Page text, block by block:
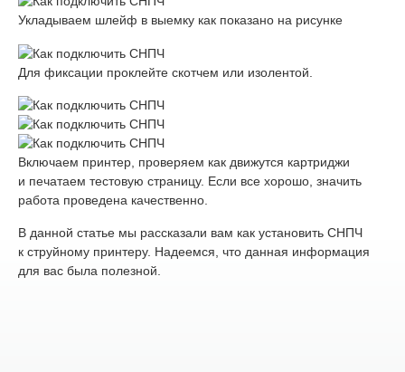
Укладываем шлейф в выемку как показано на рисунке
Для фиксации проклейте скотчем или изолентой.
Включаем принтер, проверяем как движутся картриджи
и печатаем тестовую страницу. Если все хорошо, значить
работа проведена качественно.
В данной статье мы рассказали вам как установить СНПЧ
к струйному принтеру. Надеемся, что данная информация
для вас была полезной.